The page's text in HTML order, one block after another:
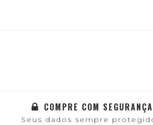
COMPRE COM SEGURANÇA
Seus dados sempre